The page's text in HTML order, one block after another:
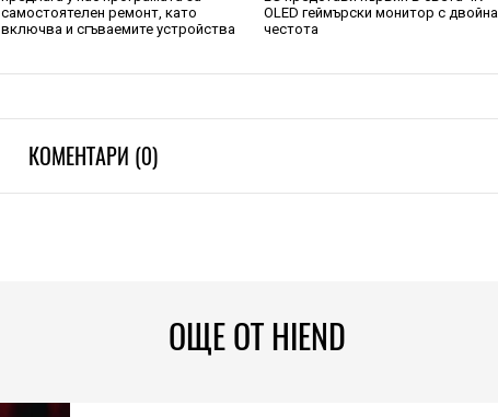
самостоятелен ремонт, като
включва и сгъваемите устройства
OLED геймърски монитор с двойна
честота
КОМЕНТАРИ (0)
ОЩЕ ОТ HIEND